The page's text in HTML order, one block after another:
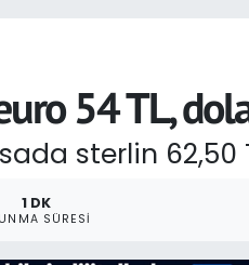
54 TL,
sterlin 62,50
1 DK
SÜRESI